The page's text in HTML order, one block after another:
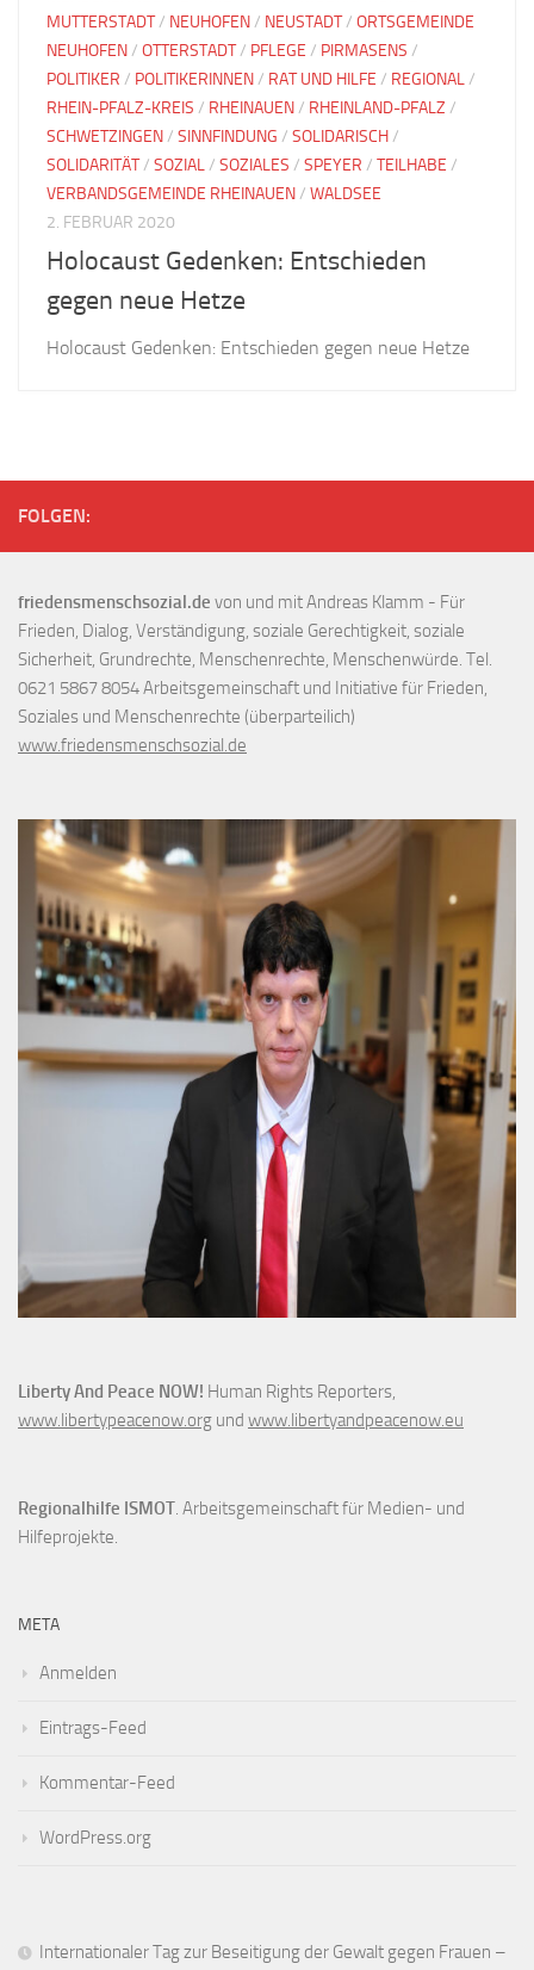
MUTTERSTADT/ NEUHOFEN/ NEUSTADT/ ORTSGEMEINDE
NEUHOFEN/ OTTERSTADT/ PFLEGE / PIRMASENS /
POLITIKER / POLITIKERINNEN/ RAT UND HILFE / REGIONAL/
RHEIN-PFALZ-KREIS / RHEINAUEN/ RHEINLAND-PFALZ /
SCHWETZINGEN/ SINNFINDUNG / SOLIDARISCH/
SOLIDARITÄT/ SOZIAL/ SOZIALES / SPEYER / TEILHABE /
VERBANDSGEMEINDE RHEINAUEN/ WALDSEE
2. FEBRUAR 2020
Holocaust Gedenken: Entschieden
gegen neue Hetze
Holocaust Gedenken: Entschieden gegen neue Hetze
FOLGEN:
friedensmenschsozial.de von und mit Andreas Klamm - Für
Frieden, Dialog, Verständigung, soziale Gerechtigkeit, soziale
Sicherheit, Grundrechte, Menschenrechte, Menschenwürde. Tel.
0621 5867 8054 Arbeitsgemeinschaft und Initiative für Frieden,
Soziales und Menschenrechte (überparteilich)
www.friedensmenschsozial.de
Liberty And Peace NOW! Human Rights Reporters,
www.libertypeacenow.org und www.libertyandpeacenow.eu
Regionalhilfe ISMOT. Arbeitsgemeinschaft für Medien- und
Hilfeprojekte.
META
Anmelden
Eintrags-Feed
Kommentar-Feed
WordPress.org
Internationaler Tag zur Beseitigung der Gewalt gegen Frauen –